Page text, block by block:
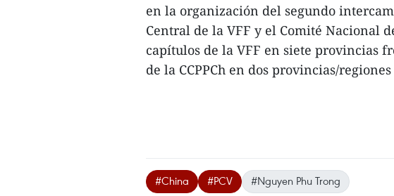
en la organización del segundo
Central de la VFF y el Comité Nacional
capítulos de la VFF en siete provincias
de la CCPPCh en dos provincias/
#China #PCV #Nguyen Phu Trong